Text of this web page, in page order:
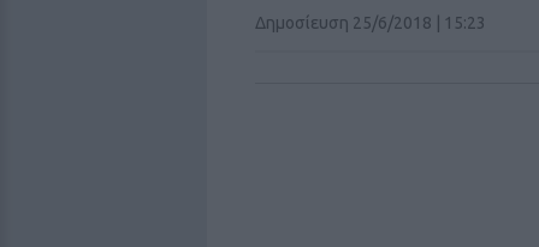
Δημοσίευση 25/6/2018 | 15:23